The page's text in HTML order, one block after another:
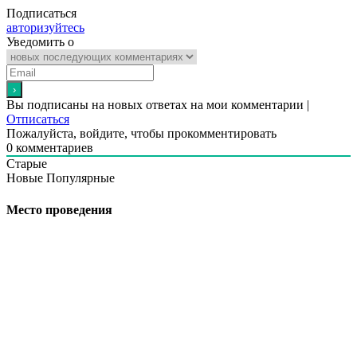
Подписаться
авторизуйтесь
Уведомить о
Вы подписаны на новых ответах на мои комментарии |
Отписаться
Пожалуйста, войдите, чтобы прокомментировать
0 комментариев
Старые
Новые Популярные
Место проведения